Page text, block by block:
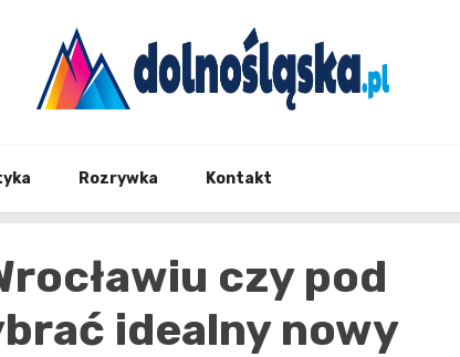
Rozrywka Kontakt
czy pod
idealny nowy